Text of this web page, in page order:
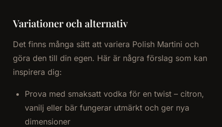
Variationer och alternativ
Det finns många sätt att variera Polish Martini och
göra den till din egen. Här är några förslag som kan
inspirera dig:
Prova med smaksatt vodka för en twist – citron,
vanilj eller bär fungerar utmärkt och ger nya
dimensioner